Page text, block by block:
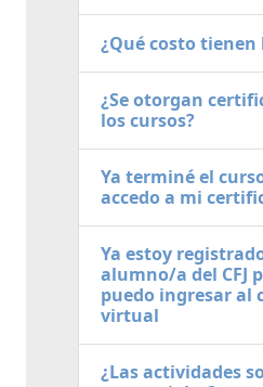
¿Qué costo tienen
¿Se otorgan
los cursos?
Ya terminé el
accedo a mi
Ya estoy
alumno/a del CFJ
puedo ingresar al
virtual
¿Las actividades